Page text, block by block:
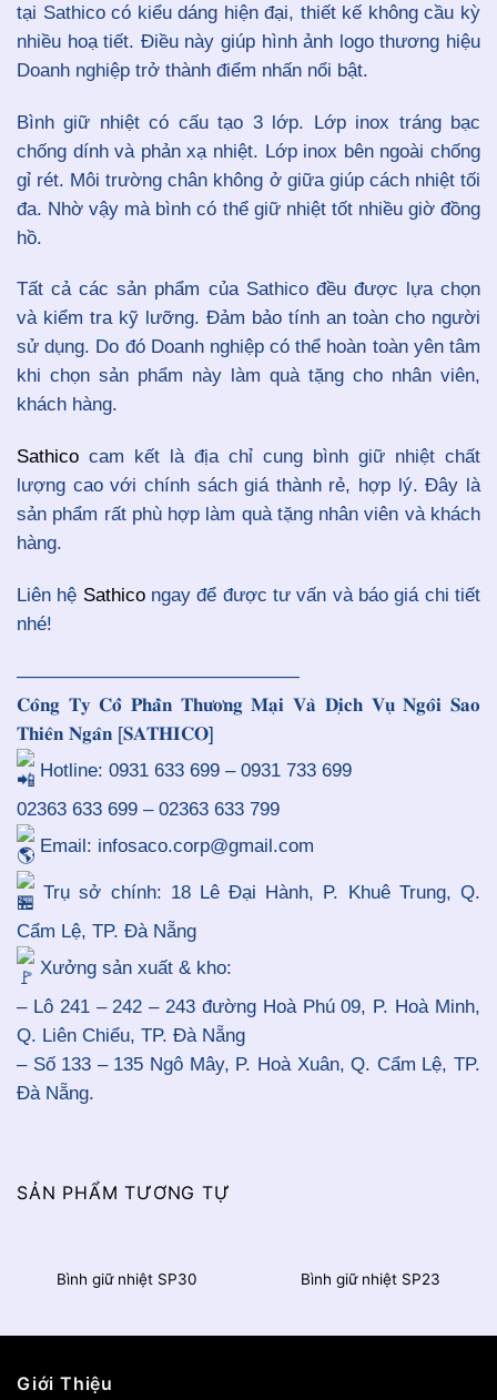
tại Sathico có kiểu dáng hiện đại, thiết kế không cầu kỳ
nhiều hoạ tiết. Điều này giúp hình ảnh logo thương hiệu
Doanh nghiệp trở thành điểm nhấn nổi bật.
Bình giữ nhiệt có cấu tạo 3 lớp. Lớp inox tráng bạc
chống dính và phản xạ nhiệt. Lớp inox bên ngoài chống
gỉ rét. Môi trường chân không ở giữa giúp cách nhiệt tối
đa. Nhờ vậy mà bình có thể giữ nhiệt tốt nhiều giờ đồng
hồ.
Tất cả các sản phẩm của Sathico đều được lựa chọn
và kiểm tra kỹ lưỡng. Đảm bảo tính an toàn cho người
sử dụng. Do đó Doanh nghiệp có thể hoàn toàn yên tâm
khi chọn sản phẩm này làm quà tặng cho nhân viên,
khách hàng.
Sathico cam kết là địa chỉ cung bình giữ nhiệt chất
lượng cao với chính sách giá thành rẻ, hợp lý. Đây là
sản phẩm rất phù hợp làm quà tặng nhân viên và khách
hàng.
Liên hệ Sathicongay để được tư vấn và báo giá chi tiết
nhé!
———————————————
𝐂𝐨̂𝐧𝐠 𝐓𝐲 𝐂𝐨̂̉ 𝐏𝐡𝐚̂̀𝐧 𝐓𝐡𝐮̛𝐨̛𝐧𝐠 𝐌𝐚̣𝐢 𝐕𝐚̀ 𝐃𝐢̣𝐜𝐡 𝐕𝐮̣ 𝐍𝐠𝐨̂𝐢 𝐒𝐚𝐨
𝐓𝐡𝐢𝐞̂𝐧 𝐍𝐠𝐚̂𝐧 [𝐒𝐀𝐓𝐇𝐈𝐂𝐎]
Hotline: 0931 633 699 – 0931 733 699
02363 633 699 – 02363 633 799
Email: infosaco.corp@gmail.com
Trụ sở chính: 18 Lê Đại Hành, P. Khuê Trung, Q.
Cẩm Lệ, TP. Đà Nẵng
Xưởng sản xuất & kho:
– Lô 241 – 242 – 243 đường Hoà Phú 09, P. Hoà Minh,
Q. Liên Chiểu, TP. Đà Nẵng
– Số 133 – 135 Ngô Mây, P. Hoà Xuân, Q. Cẩm Lệ, TP.
Đà Nẵng.
SẢN PHẨM TƯƠNG TỰ
Bình giữ nhiệt SP30 Bình giữ nhiệt SP23
Giới Thiệu